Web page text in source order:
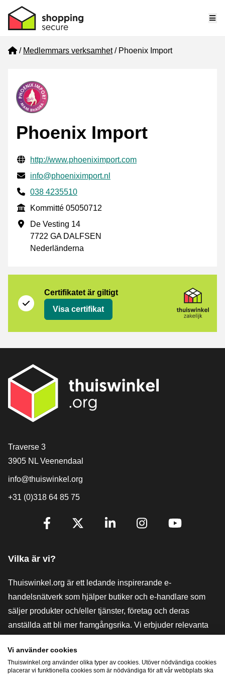
Home
Medlemmars verksamhet Phoenix Import
Phoenix Import
Verifierade kontaktuppgifter
Website URL
http://www.phoeniximport.com
E-post
info@phoeniximport.nl
Phone number
038 4235510
Kommitté
Kommitté 05050712
Företagsadress
De Vesting 14
7722 GA DALFSEN
Nederländerna
Certifikatet är giltigt
Visa certifikat
[_General:Contact]
Traverse 3
3905 NL Veenendaal
info@thuiswinkel.org
+31 (0)318 64 85 75
[_General:SocialMediaTitle]
Vilka är vi?
Thuiswinkel.org är ett ledande inspirerande e-
handelsnätverk som hjälper butiker och e-handlare som
säljer produkter och/eller tjänster, företag och deras
anställda att bli mer framgångsrika. Vi erbjuder relevanta
Thuiswinkel-recensioner, rättsliga medel och rådgivning,
stöd, marknadsundersökningar och vi har en egen
Vi använder cookies
Thuiswinkel.org använder olika typer av cookies. Utöver nödvändiga cookies
placerar vi funktionella cookies som är nödvändiga för att vår webbplats ska